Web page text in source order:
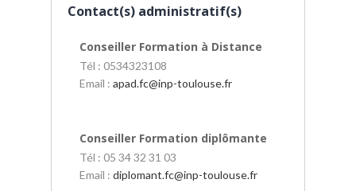
Contact(s) administratif(s)
Conseiller Formation à Distance
Tél : 0534323108
Email : apad.fc@inp-toulouse.fr
Conseiller Formation diplômante
Tél : 05 34 32 31 03
Email : diplomant.fc@inp-toulouse.fr